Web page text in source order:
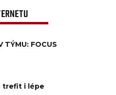
TÝMU: FOCUS
trefit i lépe